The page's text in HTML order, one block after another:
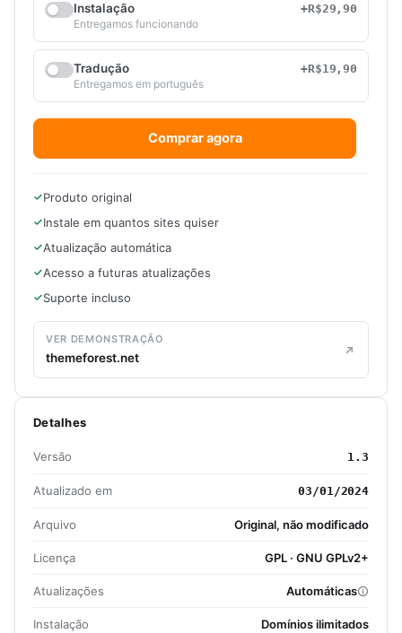
Instalação
+R$29,90
Entregamos funcionando
Tradução
+R$19,90
Entregamos em português
Comprar agora
Produto original
Instale em quantos sites quiser
Atualização automática
Acesso a futuras atualizações
Suporte incluso
VER DEMONSTRAÇÃO
themeforest.net
Detalhes
Versão 1.3
Atualizado em 03/01/2024
Arquivo Original, não modificado
Licença GPL · GNU GPLv2+
Atualizações Automáticas
Instalação Domínios ilimitados